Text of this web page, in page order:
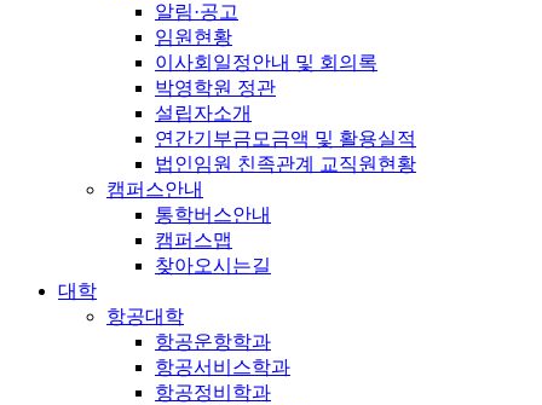
알림·공고
임원현황
이사회일정안내 및 회의록
박영학원 정관
설립자소개
연간기부금모금액 및 활용실적
법인임원 친족관계 교직원현황
캠퍼스안내
통학버스안내
캠퍼스맵
찾아오시는길
대학
항공대학
항공운항학과
항공서비스학과
항공정비학과